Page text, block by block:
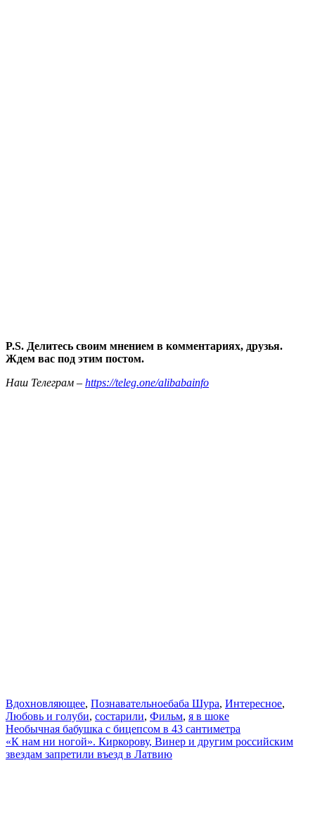
P.S. Делитесь своим мнением в комментариях, друзья.
Ждем вас под этим постом.
Наш Телеграм – https://teleg.one/alibabainfo
Вдохновляющее, Познавательноебаба Шура, Интересное,
Любовь и голуби, состарили, Фильм, я в шоке
Навигация
по
Необычная бабушка с бицепсом в 43 сантиметра
«К нам ни ногой». Киркорову, Винер и другим российским
звездам запретили въезд в Латвию